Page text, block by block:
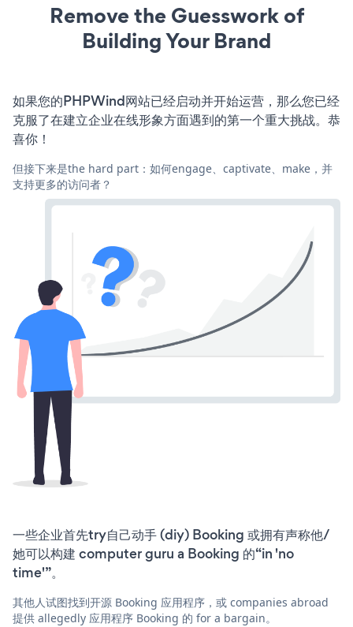
Remove the Guesswork of
Building Your Brand
如果您的PHPWind网站已经启动并开始运营，那么您已经
克服了在建立企业在线形象方面遇到的第一个重大挑战。恭
喜你！
但接下来是the hard part：如何engage、captivate、make，并
支持更多的访问者？
一些企业首先try自己动手 (diy) Booking 或拥有声称他/
她可以构建 computer guru a Booking 的“in 'no
time'”。
其他人试图找到开源 Booking 应用程序，或 companies abroad
提供 allegedly 应用程序 Booking 的 for a bargain。